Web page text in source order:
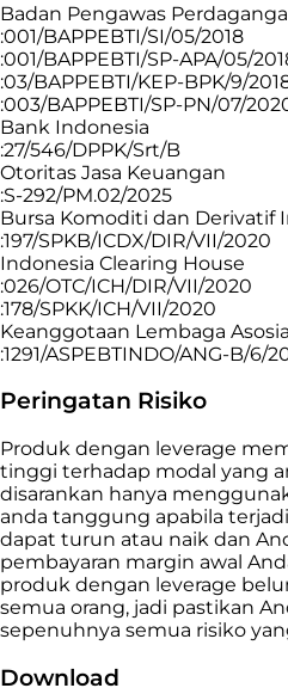
Badan Pengawas
:001/BAPPEBTI/SI/05/2018
:001/BAPPEBTI/SP-APA/05/
:03/BAPPEBTI/KEP-BPK/9/
:003/BAPPEBTI/SP-PN/07/
Bank Indonesia
:27/546/DPPK/Srt/B
Otoritas Jasa Keuangan
:S-292/PM.02/2025
Bursa Komoditi dan Derivatif
:197/SPKB/ICDX/DIR/VII/2020
Indonesia Clearing House
:026/OTC/ICH/DIR/VII/2020
:178/SPKK/ICH/VII/2020
Keanggotaan Lembaga
:1291/ASPEBTINDO/ANG-B/6/
Peringatan Risiko
Produk dengan leverage
tinggi terhadap modal yang
disarankan hanya
anda tanggung apabila
dapat turun atau naik dan
pembayaran margin awal
produk dengan leverage
semua orang, jadi pastikan
sepenuhnya semua risiko
Download